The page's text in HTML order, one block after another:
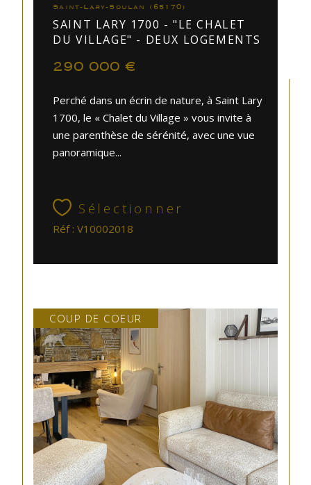
Saint-Lary-Soulan (65170)
SAINT LARY 1700 - "LE CHALET
DU VILLAGE" - DEUX LOGEMENTS
290 000 €
Perché dans un écrin de nature, à Saint Lary
1700, le « Chalet du Village » vous invite à
une parenthèse de sérénité, avec une vue
panoramique...
Sélectionner
Réf : V10002018
COUP DE COEUR